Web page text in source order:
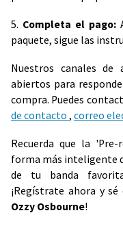
5. Completa el pago:
paquete, sigue las
Nuestros canales
abiertos para
compra. Puedes
de contacto , correo
Recuerda que la 'Pre-
forma más inteligente
de tu banda
¡Regístrate ahora y
Ozzy Osbourne!